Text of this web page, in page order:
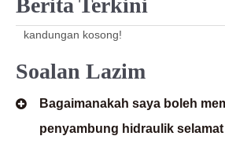
Berita Terkini
kandungan kosong!
Soalan Lazim
Bagaimanakah saya boleh
penyambung hidraulik